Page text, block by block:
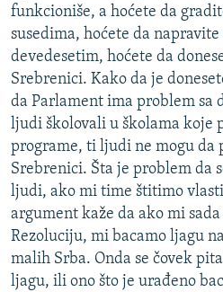
funkcioniše, a hoćete da
susedima, hoćete da
devedesetim, hoćete da
Srebrenici. Kako da je
da Parlament ima problem sa
ljudi školovali u školama koje
programe, ti ljudi ne mogu da
Srebrenici. Šta je problem da
ljudi, ako mi time štitimo
argument kaže da ako mi
Rezoluciju, mi bacamo ljagu
malih Srba. Onda se čovek
ljagu, ili ono što je urađeno